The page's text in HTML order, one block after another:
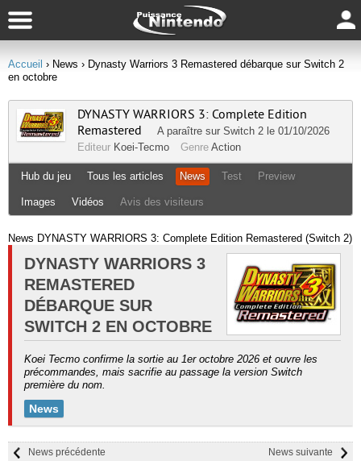
Accueil › News › Dynasty Warriors 3 Remastered débarque sur Switch 2
en octobre
DYNASTY WARRIORS 3: Complete Edition
Remastered
A paraître sur Switch 2 le 01/10/2026
Editeur Koei-Tecmo Genre Action
Hub du jeu Tous les articles News Test Preview
Images Vidéos Avis des visiteurs
News DYNASTY WARRIORS 3: Complete Edition Remastered (Switch 2)
DYNASTY WARRIORS 3
REMASTERED
DÉBARQUE SUR
SWITCH 2 EN OCTOBRE
Koei Tecmo confirme la sortie au 1er octobre 2026 et ouvre les
précommandes, mais sacrifie au passage la version Switch
première du nom.
News
News suivante
News précédente